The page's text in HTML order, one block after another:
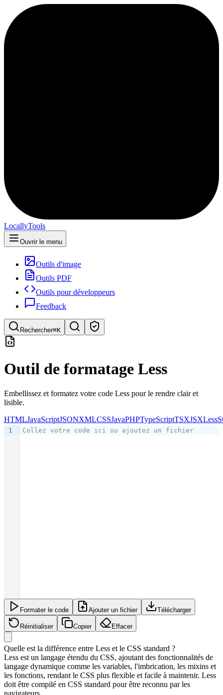
LocallyTools
Ouvrir le menu
Outils d'image
Outils PDF
Outils pour développeurs
Feedback
Rechercher⌘K
Rechercher des outils
Recherche rapide d'outils
Outil de formatage Less
Embellissez et formatez votre code Less pour le rendre clair et
lisible.
HTMLJavaScriptJSONXMLCSSJavaPHPTypeScriptTSXJSXLess
1 Collez votre code ici ou ajoutez un fichier
Formater le code Ajouter un fichier Télécharger
Réinitialiser Copier Effacer
Quelle est la différence entre Less et le CSS standard ?
Less est un langage étendu du CSS, ajoutant des fonctionnalités de
langage dynamique comme les variables, l'imbrication, les mixins et
les fonctions, rendant le CSS plus flexible et facile à maintenir. Less
doit être compilé en CSS standard pour être reconnu par les
navigateurs.